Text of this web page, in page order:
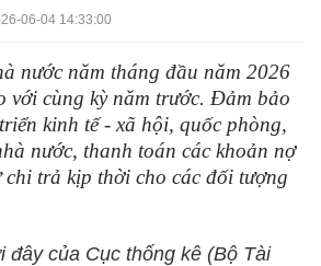
06-04 14:33:00
nước năm tháng đầu năm 2026
với cùng kỳ năm trước. Đảm bảo
kinh tế - xã hội, quốc phòng,
nước, thanh toán các khoản nợ
chi trả kịp thời cho các đối tượng
đây của Cục thống kê (Bộ Tài